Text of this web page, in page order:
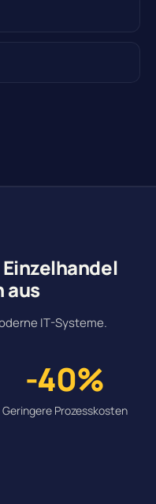
aus
IT-Systeme.
-40%
Geringere Prozesskosten